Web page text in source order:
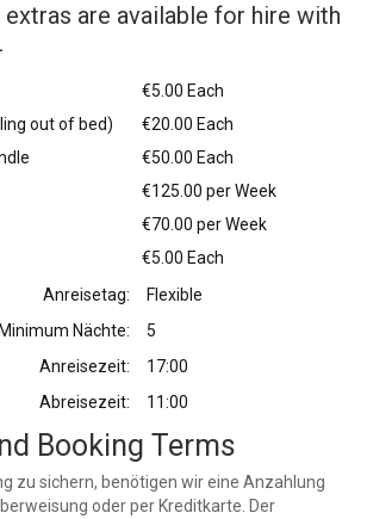
are available for hire with
€5.00 Each
out of bed)
€20.00 Each
€50.00 Each
€125.00 per Week
€70.00 per Week
€5.00 Each
Anreisetag:
Flexible
Minimum Nächte:
5
Anreisezeit:
17:00
Abreisezeit:
11:00
Booking Terms
zu sichern, benötigen wir eine Anzahlung
oder per Kreditkarte. Der